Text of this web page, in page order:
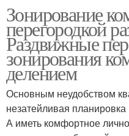
Зонирование
перегородкой
Раздвижные
зонирования
делением
Основным неудобством
незатейливая
А иметь комфортное